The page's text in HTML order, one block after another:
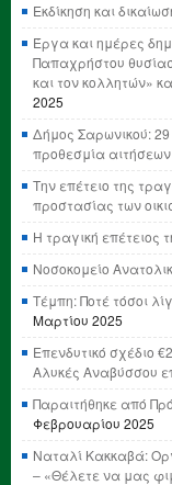
Εκδίκηση και
Έργα και ημέρες
Παπαχρήστου
και τον κολλητών»
2025
Δήμος Σαρωνικού: 29
προθεσμία αιτήσεων
Την επέτειο της
προστασίας των
Η τραγική επέτειος
Νοσοκομείο
Τέμπη: Ποτέ τόσοι
Μαρτίου 2025
Επενδυτικό σχέδιο
Αλυκές Αναβύσσου
Παραιτήθηκε από
Φεβρουαρίου 2025
Ναταλί Κακκαβά:
– «Θέλετε να μας